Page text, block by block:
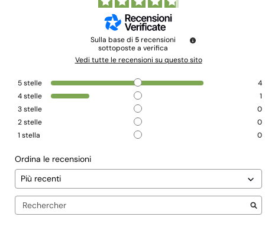
Sulla base di 5recensioni
sottoposte a verifica
Vedi tutte le recensioni su questo sito
5stelle
4
4stelle
1
3stelle
0
2stelle
0
1 stella 0
Ordina le recensioni